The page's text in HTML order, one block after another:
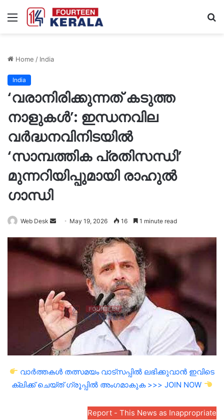
Menu
Home / India
India
‘വരാനിരിക്കുന്നത് കടുത്ത
നാളുകൾ’: ഇന്ധനവില
വർദ്ധനവിനിടയിൽ
‘സാമ്പത്തിക പ്രതിസന്ധി’
മുന്നറിയിപ്പുമായി രാഹുൽ
ഗാന്ധി
Web Desk
Send May 19, 2026 16 1 minute read
വാർത്തകൾ തത്സമയം വാട്സപ്പിൽ ലഭിക്കുവാൻ ഇവിടെ
ക്ലിക്ക് ചെയ്ത് ഗ്രൂപ്പിൽ അംഗമാകുക >>> JOIN NOW
Report - This News as Inappropriate